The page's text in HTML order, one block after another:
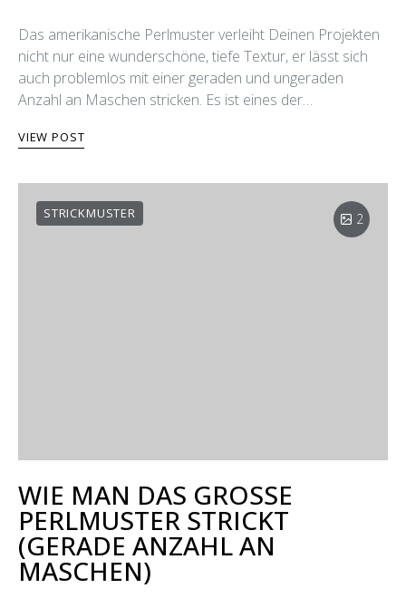
Das amerikanische Perlmuster verleiht Deinen Projekten
nicht nur eine wunderschöne, tiefe Textur, er lässt sich
auch problemlos mit einer geraden und ungeraden
Anzahl an Maschen stricken. Es ist eines der…
VIEW POST
STRICKMUSTER 2
WIE MAN DAS GROSSE
PERLMUSTER STRICKT
(GERADE ANZAHL AN
MASCHEN)